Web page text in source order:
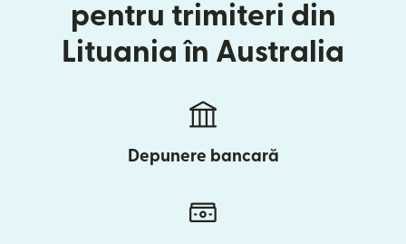
pentru trimiteri din
Lituania în Australia
Depunere bancară